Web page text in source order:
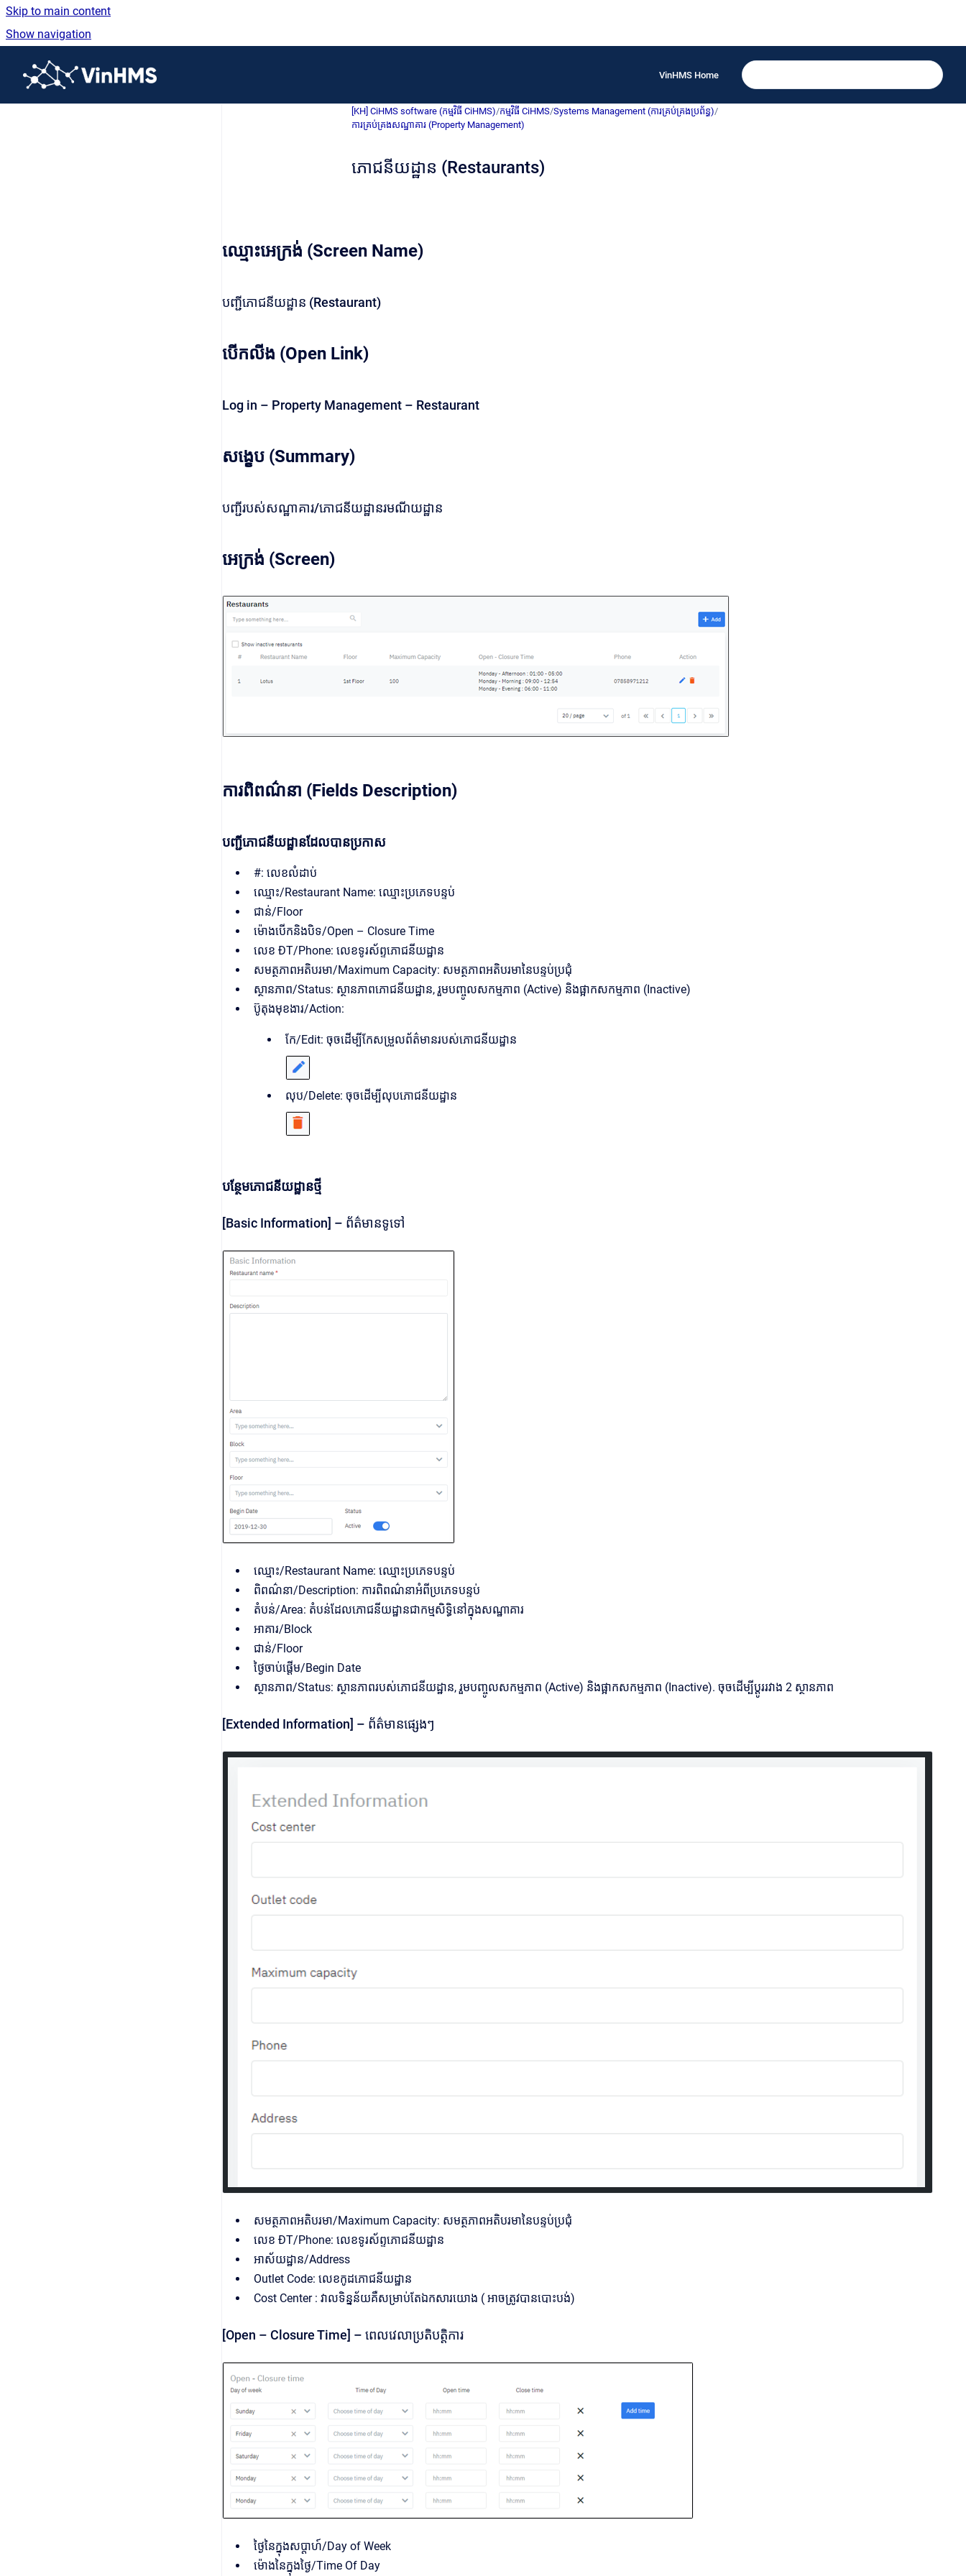
Skip to main content
Show navigation
VinHMS Home
[KH] CiHMS software (កម្មវិធី CiHMS)/កម្មវិធី CiHMS/Systems Management (ការគ្រប់គ្រងប្រព័ន្ធ)/
ការគ្រប់គ្រងសណ្ឋាគារ (Property Management)
ភោជនីយដ្ឋាន (Restaurants)
ឈ្មោះអេក្រង់ (Screen Name)
បញ្ជីភោជនីយដ្ឋាន (Restaurant)
បើកលីង (Open Link)
Log in – Property Management – Restaurant
សង្ខេប (Summary)
បញ្ជីរបស់សណ្ឋាគារ/ភោជនីយដ្ឋានរមណីយដ្ឋាន
អេក្រង់ (Screen)
ការពិពណ៌នា (Fields Description)
បញ្ជីភោជនីយដ្ឋានដែលបានប្រកាស
#: លេខលំដាប់
ឈ្មោះ/Restaurant Name: ឈ្មោះប្រភេទបន្ទប់
ជាន់/Floor
ម៉ោងបើកនិងបិទ/Open – Closure Time
លេខ ĐT/Phone: លេខទូរស័ព្ទភោជនីយដ្ឋាន
សមត្ថភាពអតិបរមា/Maximum Capacity: សមត្ថភាពអតិបរមានៃបន្ទប់ប្រជុំ
ស្ថានភាព/Status: ស្ថានភាពភោជនីយដ្ឋាន, រួមបញ្ចូលសកម្មភាព (Active) និងផ្អាកសកម្មភាព (Inactive)
ប៊ូតុងមុខងារ/Action:
កែ/Edit: ចុចដើម្បីកែសម្រួលព័ត៌មានរបស់ភោជនីយដ្ឋាន
លុប/Delete: ចុចដើម្បីលុបភោជនីយដ្ឋាន
បន្ថែមភោជនីយដ្ឋានថ្មី
[Basic Information] – ព័ត៌មានទូទៅ
ឈ្មោះ/Restaurant Name: ឈ្មោះប្រភេទបន្ទប់
ពិពណ៌នា/Description: ការពិពណ៌នាអំពីប្រភេទបន្ទប់
តំបន់/Area: តំបន់ដែលភោជនីយដ្ឋានជាកម្មសិទ្ធិនៅក្នុងសណ្ឋាគារ
អាគារ/Block
ជាន់/Floor
ថ្ងៃចាប់ផ្តើម/Begin Date
ស្ថានភាព/Status: ស្ថានភាពរបស់ភោជនីយដ្ឋាន, រួមបញ្ចូលសកម្មភាព (Active) និងផ្អាកសកម្មភាព (Inactive). ចុច​ដើម្បី​ប្ដូរ​រវាង 2 ស្ថានភាព
[Extended Information] – ព័ត៌មានផ្សេងៗ
សមត្ថភាពអតិបរមា/Maximum Capacity: សមត្ថភាពអតិបរមានៃបន្ទប់ប្រជុំ
លេខ ĐT/Phone: លេខទូរស័ព្ទភោជនីយដ្ឋាន
អាស័យដ្ឋាន/Address
Outlet Code: លេខកូដភោជនីយដ្ឋាន
Cost Center : វាលទិន្នន័យគឺសម្រាប់តែឯកសារយោង ( អាចត្រូវបានបោះបង់)
[Open – Closure Time] – ពេលវេលាប្រតិបត្តិការ
ថ្ងៃនៃក្នុងសប្តាហ៍/Day of Week
ម៉ោងនៃក្នុងថ្ងៃ/Time Of Day